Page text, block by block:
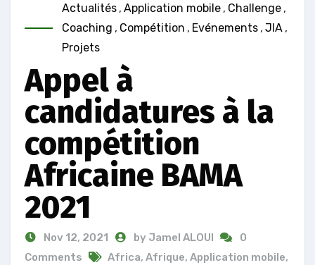
Actualités , Application mobile , Challenge ,
Coaching , Compétition , Evénements , JIA ,
Projets
Appel à
candidatures à la
compétition
Africaine BAMA
2021
Nov 12, 2021 by Jamel ALOUI
0
Comments
Africa, Afrique, Application mobile,